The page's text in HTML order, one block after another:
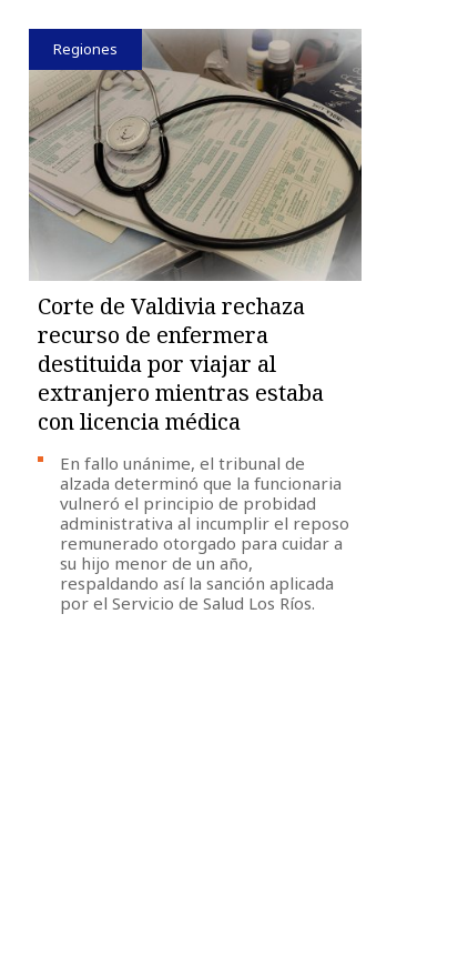
Regiones
Corte de Valdivia rechaza
recurso de enfermera
destituida por viajar al
extranjero mientras estaba
con licencia médica
En fallo unánime, el tribunal de
alzada determinó que la funcionaria
vulneró el principio de probidad
administrativa al incumplir el reposo
remunerado otorgado para cuidar a
su hijo menor de un año,
respaldando así la sanción aplicada
por el Servicio de Salud Los Ríos.